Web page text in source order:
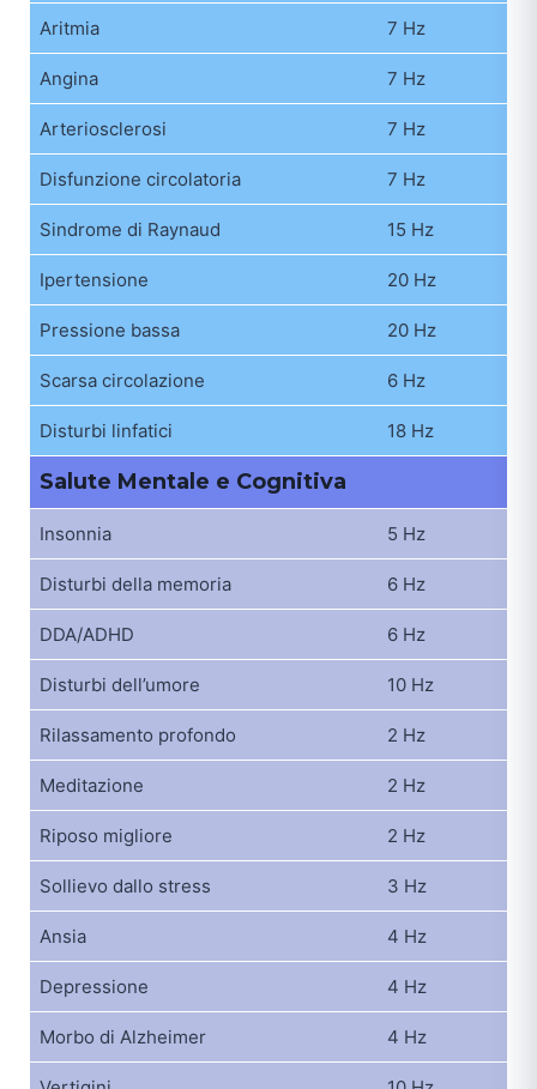
Aritmia 7 Hz
Angina 7 Hz
Arteriosclerosi 7 Hz
Disfunzione circolatoria 7 Hz
Sindrome di Raynaud 15 Hz
Ipertensione 20 Hz
Pressione bassa 20 Hz
Scarsa circolazione 6 Hz
Disturbi linfatici 18 Hz
Salute Mentale e Cognitiva
Insonnia 5 Hz
Disturbi della memoria 6 Hz
DDA/ADHD 6 Hz
Disturbi dell’umore 10 Hz
Rilassamento profondo 2 Hz
Meditazione 2 Hz
Riposo migliore 2 Hz
Sollievo dallo stress 3 Hz
Ansia 4 Hz
Depressione 4 Hz
Morbo di Alzheimer 4 Hz